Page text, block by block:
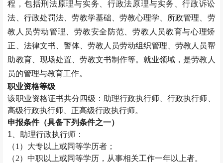
程，包括刑法原理与实务、行政法原理与实务、行政诉讼
法、行政处罚法、劳教学基础、劳教心理学、所政管理、劳
教人员劳动管理、劳教安全防范、劳教人员教育与心理矫
正、法律文书、警体、劳教人员劳动组织管理、劳教人员帮
助教育、现场处置、劳教文书制作等。就业领域，是劳教人
员的管理与教育工作。
职业资格等级
该职业资格证书共分四级：助理行政执行师 、行政执行师
高级行政执行师 、正高级行政执行师。
申报条件（具备下列条件之一）
1、助理行政执行师 ：
（1）大专以上或同等学历者；
（2）中职以上或同等学历，从事相关工作一年以上者。